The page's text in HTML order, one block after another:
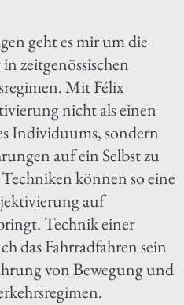
geht es mir um die
zeitgenössischen
Mit Félix
nicht als einen
Individuums, sondern
auf ein Selbst zu
können so eine
auf
Technik einer
das Fahrradfahren sein
von Bewegung und